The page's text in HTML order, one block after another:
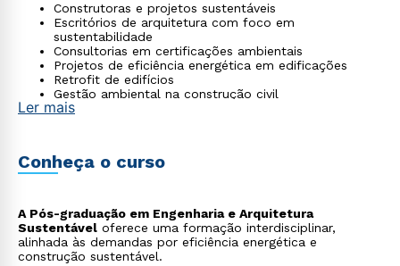
Construtoras e projetos sustentáveis
Escritórios de arquitetura com foco em
sustentabilidade
Consultorias em certificações ambientais
Projetos de eficiência energética em edificações
Retrofit de edifícios
Gestão ambiental na construção civil
Ler mais
Conheça o curso
A Pós-graduação em Engenharia e Arquitetura
Sustentável oferece uma formação interdisciplinar,
alinhada às demandas por eficiência energética e
construção sustentável.